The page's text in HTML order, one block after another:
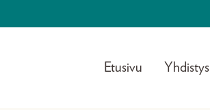
Etusivu Yhdistys